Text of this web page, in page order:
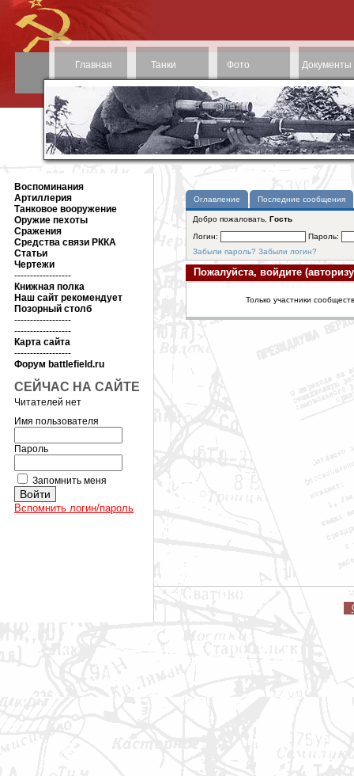
Главная Танки Фото Документы
Воспоминания
Артиллерия
Танковое вооружение
Оружие пехоты
Сражения
Средства связи РККА
Статьи
Чертежи
------------------
Книжная полка
Наш сайт рекомендует
Позорный столб
------------------
------------------
Карта сайта
------------------
Форум battlefield.ru
СЕЙЧАС НА САЙТЕ
Читателей нет
Имя пользователя
Пароль
Запомнить меня
Вспомнить логин/пароль
Оглавление Последние сообщения
Добро пожаловать, Гость
Логин:
Пароль:
Забыли пароль? Забыли логин?
Пожалуйста, войдите
Только участники